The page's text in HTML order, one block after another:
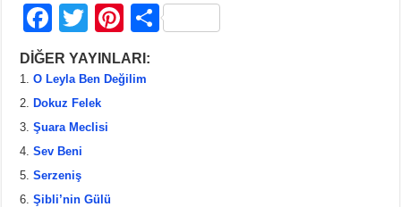
F
a
c
e
b
o
o
T
wi
tt
er
Pi
nt
er
S
DİĞER YAYINLARI:
O Leyla Ben Değilim
Dokuz Felek
Şuara Meclisi
Sev Beni
Serzeniş
Şibli’nin Gülü